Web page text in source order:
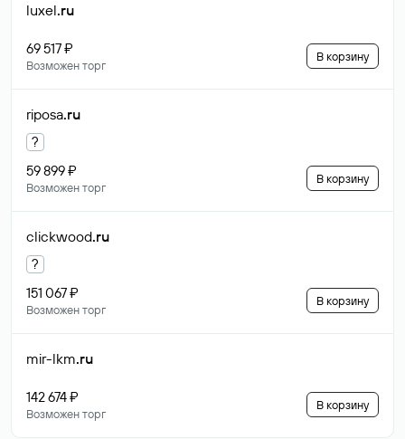
luxel.ru
69 517 ₽
Возможен торг
В корзину
riposa.ru
?
59 899 ₽
Возможен торг
В корзину
clickwood.ru
?
151 067 ₽
Возможен торг
В корзину
mir-lkm.ru
142 674 ₽
Возможен торг
В корзину